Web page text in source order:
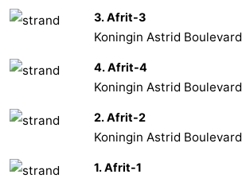
3. Afrit-3
Koningin Astrid Boulevard
4. Afrit-4
Koningin Astrid Boulevard
2. Afrit-2
Koningin Astrid Boulevard
1. Afrit-1